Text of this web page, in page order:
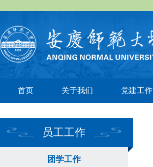
首页 关于我们 党建工作
员工工作
团学工作